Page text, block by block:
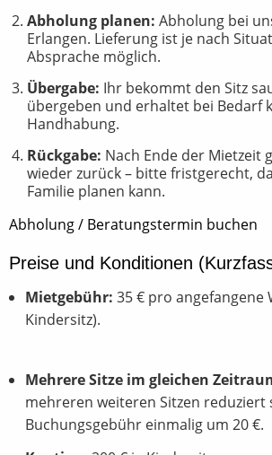
Abholung planen: Abholung bei
Erlangen. Lieferung ist je nach
Absprache möglich.
Übergabe: Ihr bekommt den Sitz
übergeben und erhaltet bei Bedarf
Handhabung.
Rückgabe: Nach Ende der Mietzeit
wieder zurück – bitte fristgerecht,
Familie planen kann.
Abholung / Beratungstermin buchen
Preise und Konditionen
Mietgebühr: 35 € pro angefangene
Kindersitz).
Mehrere Sitze im gleichen
mehreren weiteren Sitzen reduziert
Buchungsgebühr einmalig um 20 €.